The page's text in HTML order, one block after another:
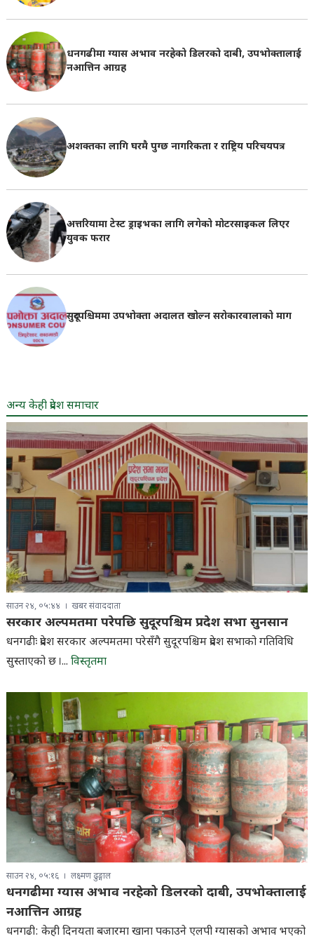
धनगढीमा ग्यास अभाव नरहेको डिलरको दाबी, उपभोक्तालाई
नआत्तिन आग्रह
अशक्तका लागि घरमै पुग्छ नागरिकता र राष्ट्रिय परिचयपत्र
अत्तरियामा टेस्ट ड्राइभका लागि लगेको मोटरसाइकल लिएर
युवक फरार
सुदूरपश्चिममा उपभोक्ता अदालत खोल्न सरोकारवालाको माग
अन्य केही प्रदेश समाचार
साउन २४, ०५:४४ खबर संवाददाता
सरकार अल्पमतमा परेपछि सुदूरपश्चिम प्रदेश सभा सुनसान
धनगढीः प्रदेश सरकार अल्पमतमा परेसँगै सुदूरपश्चिम प्रदेश सभाको गतिविधि
सुस्ताएको छ ।... विस्तृतमा
साउन २४, ०५:१६ लक्ष्मण ढुङ्गाल
धनगढीमा ग्यास अभाव नरहेको डिलरको दाबी, उपभोक्तालाई
नआत्तिन आग्रह
धनगढी: केही दिनयता बजारमा खाना पकाउने एलपी ग्यासको अभाव भएको